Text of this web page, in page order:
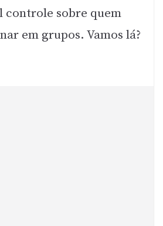
controle sobre quem
em grupos. Vamos lá?